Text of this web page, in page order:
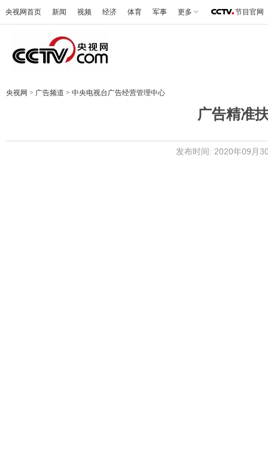
央视网首页 新闻 视频 经济 体育 军事 更多 节目官网
央视网 > 广告频道 > 中央电视台广告经营管理中心
广告精准
发布时间: 2020年09月